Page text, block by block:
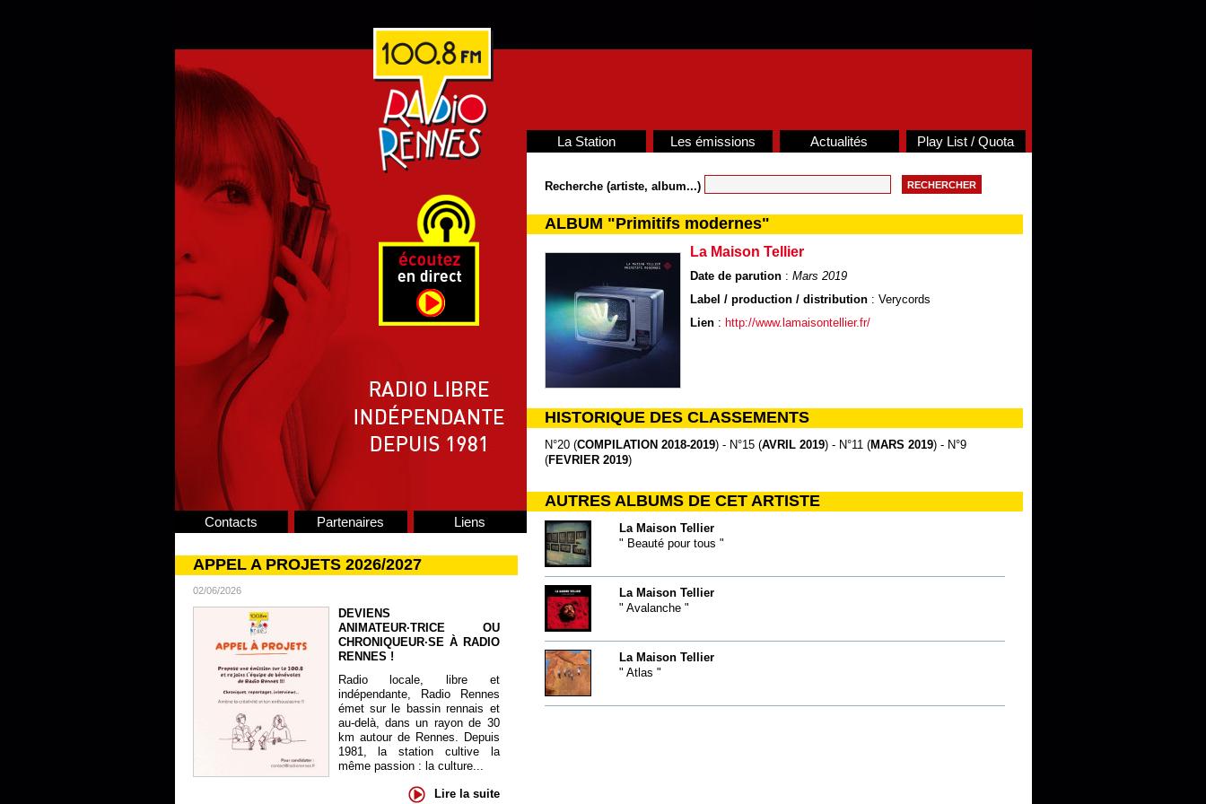
Contacts Partenaires Liens
APPEL A PROJETS 2026/2027
02/06/2026
DEVIENS
ANIMATEUR·TRICE OU
CHRONIQUEUR·SE À RADIO
RENNES !
Radio locale, libre et
indépendante, Radio Rennes
émet sur le bassin rennais et
au-delà, dans un rayon de 30
km autour de Rennes. Depuis
1981, la station cultive la
même passion : la culture...
Lire la suite
La Station Les émissions Actualités Play List / Quota
Recherche (artiste, album...)
ALBUM "Primitifs modernes"
La Maison Tellier
Date de parution: Mars 2019
Label / production / distribution: Verycords
Lien: http://www.lamaisontellier.fr/
HISTORIQUE DES CLASSEMENTS
N°20 (COMPILATION 2018-2019) - N°15 (AVRIL 2019) - N°11 (MARS 2019) - N°9
(FEVRIER 2019)
AUTRES ALBUMS DE CET ARTISTE
La Maison Tellier
" Beauté pour tous "
La Maison Tellier
" Avalanche "
La Maison Tellier
" Atlas "